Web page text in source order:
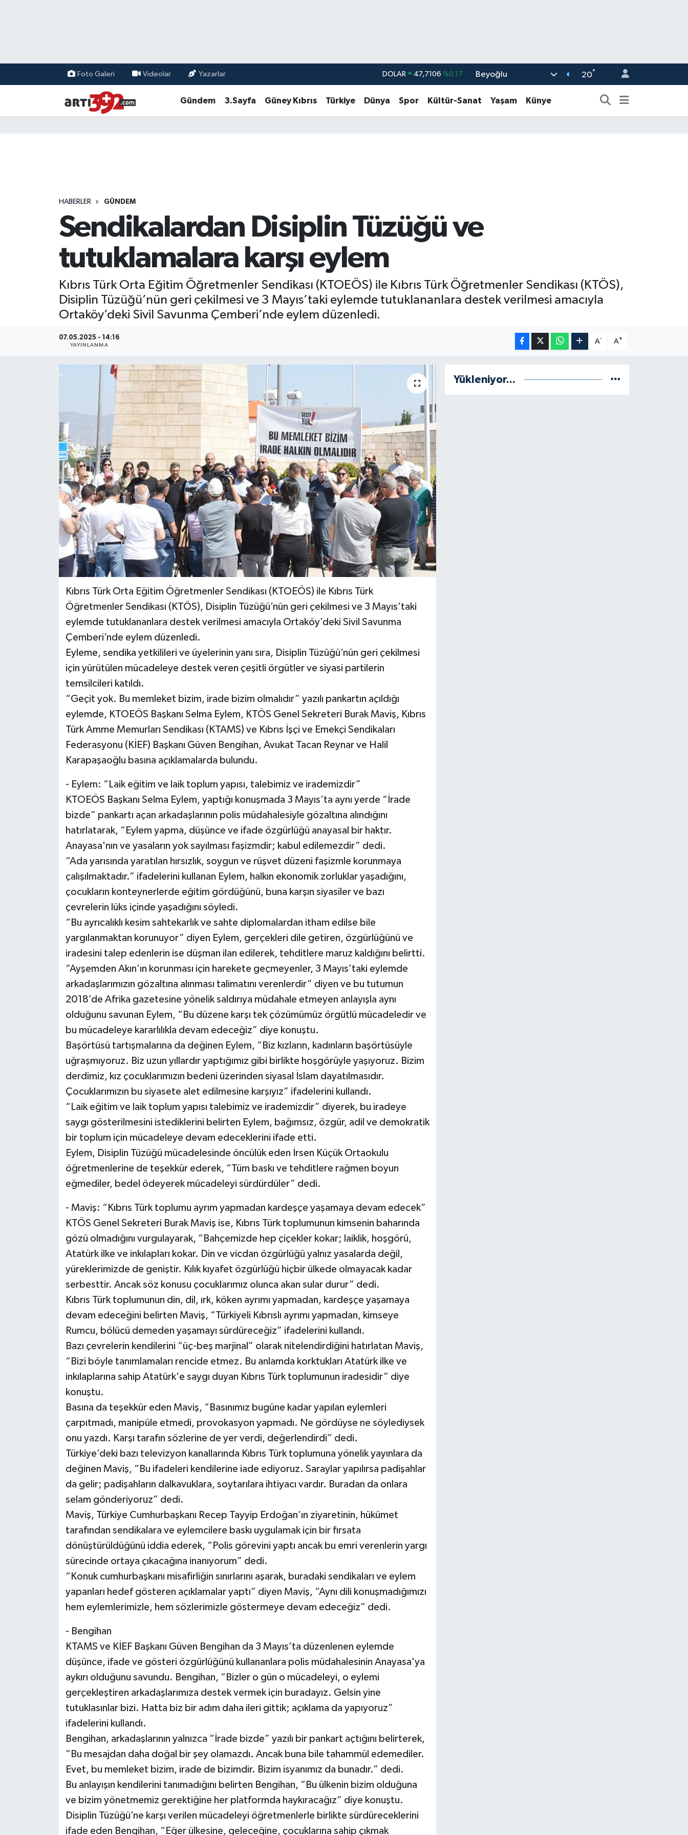
Foto Galeri Videolar Yazarlar DOLAR 47,7106 %0.17 Beyoğlu 20°
Gündem 3.Sayfa Güney Kıbrıs Türkiye Dünya Spor Kültür-Sanat Yaşam Künye
HABERLER GÜNDEM
Sendikalardan Disiplin Tüzüğü ve
tutuklamalara karşı eylem
Kıbrıs Türk Orta Eğitim Öğretmenler Sendikası (KTOEÖS) ile Kıbrıs Türk Öğretmenler Sendikası (KTÖS),
Disiplin Tüzüğü’nün geri çekilmesi ve 3 Mayıs’taki eylemde tutuklananlara destek verilmesi amacıyla
Ortaköy’deki Sivil Savunma Çemberi’nde eylem düzenledi.
07.05.2025 - 14:16
YAYINLANMA
A- A+
Kıbrıs Türk Orta Eğitim Öğretmenler Sendikası (KTOEÖS) ile Kıbrıs Türk
Öğretmenler Sendikası (KTÖS), Disiplin Tüzüğü’nün geri çekilmesi ve 3 Mayıs’taki
eylemde tutuklananlara destek verilmesi amacıyla Ortaköy’deki Sivil Savunma
Çemberi’nde eylem düzenledi.
Eyleme, sendika yetkilileri ve üyelerinin yanı sıra, Disiplin Tüzüğü’nün geri çekilmesi
için yürütülen mücadeleye destek veren çeşitli örgütler ve siyasi partilerin
temsilcileri katıldı.
“Geçit yok. Bu memleket bizim, irade bizim olmalıdır” yazılı pankartın açıldığı
eylemde, KTOEÖS Başkanı Selma Eylem, KTÖS Genel Sekreteri Burak Maviş, Kıbrıs
Türk Amme Memurları Sendikası (KTAMS) ve Kıbrıs İşçi ve Emekçi Sendikaları
Federasyonu (KİEF) Başkanı Güven Bengihan, Avukat Tacan Reynar ve Halil
Karapaşaoğlu basına açıklamalarda bulundu.
- Eylem: “Laik eğitim ve laik toplum yapısı, talebimiz ve irademizdir”
KTOEÖS Başkanı Selma Eylem, yaptığı konuşmada 3 Mayıs’ta aynı yerde “İrade
bizde” pankartı açan arkadaşlarının polis müdahalesiyle gözaltına alındığını
hatırlatarak, “Eylem yapma, düşünce ve ifade özgürlüğü anayasal bir haktır.
Anayasa'nın ve yasaların yok sayılması faşizmdir; kabul edilemezdir” dedi.
“Ada yarısında yaratılan hırsızlık, soygun ve rüşvet düzeni faşizmle korunmaya
çalışılmaktadır.” ifadelerini kullanan Eylem, halkın ekonomik zorluklar yaşadığını,
çocukların konteynerlerde eğitim gördüğünü, buna karşın siyasiler ve bazı
çevrelerin lüks içinde yaşadığını söyledi.
“Bu ayrıcalıklı kesim sahtekarlık ve sahte diplomalardan itham edilse bile
yargılanmaktan korunuyor” diyen Eylem, gerçekleri dile getiren, özgürlüğünü ve
iradesini talep edenlerin ise düşman ilan edilerek, tehditlere maruz kaldığını belirtti.
“Ayşemden Akın’ın korunması için harekete geçmeyenler, 3 Mayıs’taki eylemde
arkadaşlarımızın gözaltına alınması talimatını verenlerdir” diyen ve bu tutumun
2018’de Afrika gazetesine yönelik saldırıya müdahale etmeyen anlayışla aynı
olduğunu savunan Eylem, “Bu düzene karşı tek çözümümüz örgütlü mücadeledir ve
bu mücadeleye kararlılıkla devam edeceğiz” diye konuştu.
Başörtüsü tartışmalarına da değinen Eylem, “Biz kızların, kadınların başörtüsüyle
uğraşmıyoruz. Biz uzun yıllardır yaptığımız gibi birlikte hoşgörüyle yaşıyoruz. Bizim
derdimiz, kız çocuklarımızın bedeni üzerinden siyasal İslam dayatılmasıdır.
Çocuklarımızın bu siyasete alet edilmesine karşıyız” ifadelerini kullandı.
“Laik eğitim ve laik toplum yapısı talebimiz ve irademizdir” diyerek, bu iradeye
saygı gösterilmesini istediklerini belirten Eylem, bağımsız, özgür, adil ve demokratik
bir toplum için mücadeleye devam edeceklerini ifade etti.
Eylem, Disiplin Tüzüğü mücadelesinde öncülük eden İrsen Küçük Ortaokulu
öğretmenlerine de teşekkür ederek, “Tüm baskı ve tehditlere rağmen boyun
eğmediler, bedel ödeyerek mücadeleyi sürdürdüler” dedi.
- Maviş: “Kıbrıs Türk toplumu ayrım yapmadan kardeşçe yaşamaya devam edecek”
KTÖS Genel Sekreteri Burak Maviş ise, Kıbrıs Türk toplumunun kimsenin baharında
gözü olmadığını vurgulayarak, “Bahçemizde hep çiçekler kokar; laiklik, hoşgörü,
Atatürk ilke ve inkılapları kokar. Din ve vicdan özgürlüğü yalnız yasalarda değil,
yüreklerimizde de geniştir. Kılık kıyafet özgürlüğü hiçbir ülkede olmayacak kadar
serbesttir. Ancak söz konusu çocuklarımız olunca akan sular durur” dedi.
Kıbrıs Türk toplumunun din, dil, ırk, köken ayrımı yapmadan, kardeşçe yaşamaya
devam edeceğini belirten Maviş, “Türkiyeli Kıbrıslı ayrımı yapmadan, kimseye
Rumcu, bölücü demeden yaşamayı sürdüreceğiz” ifadelerini kullandı.
Bazı çevrelerin kendilerini “üç-beş marjinal” olarak nitelendirdiğini hatırlatan Maviş,
“Bizi böyle tanımlamaları rencide etmez. Bu anlamda korktukları Atatürk ilke ve
inkılaplarına sahip Atatürk'e saygı duyan Kıbrıs Türk toplumunun iradesidir” diye
konuştu.
Basına da teşekkür eden Maviş, “Basınımız bugüne kadar yapılan eylemleri
çarpıtmadı, manipüle etmedi, provokasyon yapmadı. Ne gördüyse ne söylediysek
onu yazdı. Karşı tarafın sözlerine de yer verdi, değerlendirdi” dedi.
Türkiye’deki bazı televizyon kanallarında Kıbrıs Türk toplumuna yönelik yayınlara da
değinen Maviş, “Bu ifadeleri kendilerine iade ediyoruz. Saraylar yapılırsa padişahlar
da gelir; padişahların dalkavuklara, soytarılara ihtiyacı vardır. Buradan da onlara
selam gönderiyoruz” dedi.
Maviş, Türkiye Cumhurbaşkanı Recep Tayyip Erdoğan’ın ziyaretinin, hükümet
tarafından sendikalara ve eylemcilere baskı uygulamak için bir fırsata
dönüştürüldüğünü iddia ederek, “Polis görevini yaptı ancak bu emri verenlerin yargı
sürecinde ortaya çıkacağına inanıyorum” dedi.
“Konuk cumhurbaşkanı misafirliğin sınırlarını aşarak, buradaki sendikaları ve eylem
yapanları hedef gösteren açıklamalar yaptı” diyen Maviş, “Aynı dili konuşmadığımızı
hem eylemlerimizle, hem sözlerimizle göstermeye devam edeceğiz” dedi.
- Bengihan
KTAMS ve KİEF Başkanı Güven Bengihan da 3 Mayıs’ta düzenlenen eylemde
düşünce, ifade ve gösteri özgürlüğünü kullananlara polis müdahalesinin Anayasa'ya
aykırı olduğunu savundu. Bengihan, “Bizler o gün o mücadeleyi, o eylemi
gerçekleştiren arkadaşlarımıza destek vermek için buradayız. Gelsin yine
tutuklasınlar bizi. Hatta biz bir adım daha ileri gittik; açıklama da yapıyoruz”
ifadelerini kullandı.
Bengihan, arkadaşlarının yalnızca “İrade bizde” yazılı bir pankart açtığını belirterek,
“Bu mesajdan daha doğal bir şey olamazdı. Ancak buna bile tahammül edemediler.
Evet, bu memleket bizim, irade de bizimdir. Bizim isyanımız da bunadır.” dedi.
Bu anlayışın kendilerini tanımadığını belirten Bengihan, “Bu ülkenin bizim olduğuna
ve bizim yönetmemiz gerektiğine her platformda haykıracağız” diye konuştu.
Disiplin Tüzüğü’ne karşı verilen mücadeleyi öğretmenlerle birlikte sürdüreceklerini
ifade eden Bengihan, “Eğer ülkesine, geleceğine, çocuklarına sahip çıkmak
Yükleniyor...